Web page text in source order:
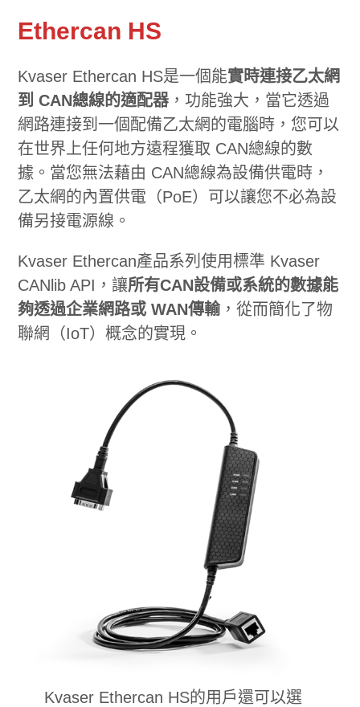
Ethercan HS
Kvaser Ethercan HS是一個能實時連接乙太網
到 CAN總線的適配器 ，功能強大，當它透過
網路連接到一個配備乙太網的電腦時，您可以
在世界上任何地方遠程獲取 CAN總線的數
據。當您無法藉由 CAN總線為設備供電時，
乙太網的內置供電（PoE）可以讓您不必為設
備另接電源線。
Kvaser Ethercan產品系列使用標準 Kvaser
CANlib API，讓所有CAN設備或系統的數據能
夠透過企業網路或 WAN傳輸，從而簡化了物
聯網（IoT）概念的實現。
Kvaser Ethercan HS的用戶還可以選